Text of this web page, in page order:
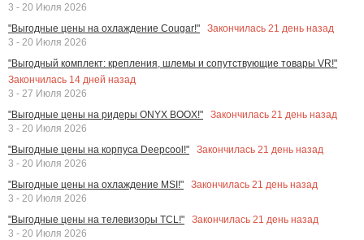
3 - 20 Июля 2026
"Выгодные цены на охлаждение Cougar!"
Закончилась 21 день назад
3 - 20 Июля 2026
"Выгодный комплект: крепления, шлемы и сопутствующие товары VR!"
Закончилась 14 дней назад
3 - 27 Июля 2026
"Выгодные цены на ридеры ONYX BOOX!"
Закончилась 21 день назад
3 - 20 Июля 2026
"Выгодные цены на корпуса Deepcool!"
Закончилась 21 день назад
3 - 20 Июля 2026
"Выгодные цены на охлаждение MSI!"
Закончилась 21 день назад
3 - 20 Июля 2026
"Выгодные цены на телевизоры TCL!"
Закончилась 21 день назад
3 - 20 Июля 2026